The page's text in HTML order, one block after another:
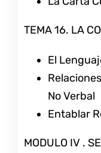
TEMA 16. LA
El
No Verbal
Entablar
MODULO IV .